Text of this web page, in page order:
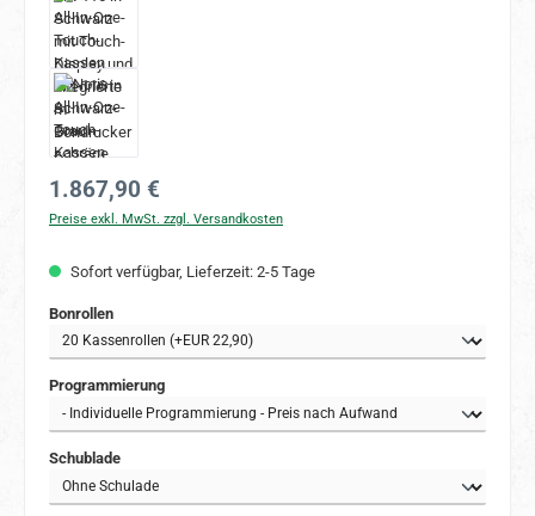
Regulärer Preis:
1.867,90 €
Preise exkl. MwSt. zzgl. Versandkosten
Sofort verfügbar, Lieferzeit: 2-5 Tage
Bonrollenauswählen
Programmierungauswählen
Schubladeauswählen